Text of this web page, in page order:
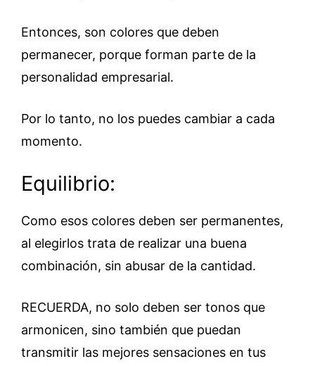
Entonces, son colores que deben
permanecer, porque forman parte de la
personalidad empresarial.
Por lo tanto, no los puedes cambiar a cada
momento.
Equilibrio:
Como esos colores deben ser permanentes,
al elegirlos trata de realizar una buena
combinación, sin abusar de la cantidad.
RECUERDA, no solo deben ser tonos que
armonicen, sino también que puedan
transmitir las mejores sensaciones en tus